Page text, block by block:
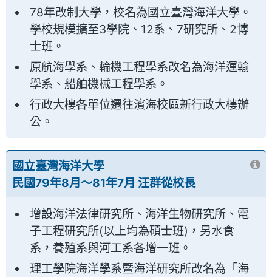
78年改制大學，校名為國立臺灣海洋大學。
學校規模擴至3學院、12系、7研究所、2博
士班。
原航海學系、輪機工程學系改名為海洋運輸
學系、船舶機械工程學系。
行政大樓各單位遷往濱海校區新行政大樓辦
公。
國立臺灣海洋大學
民國79年8月～81年7月 汪群從校長
增設海洋法律研究所、海洋生物研究所、電
子工程研究所(以上均為碩士班)，另水食
系，養殖系與河工系各增一班。
理工學院海洋學系暨海洋研究所改名為「海